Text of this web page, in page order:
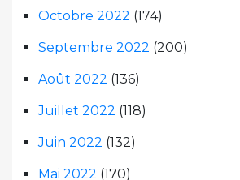
Octobre 2022 (174)
Septembre 2022 (200)
Août 2022 (136)
Juillet 2022 (118)
Juin 2022 (132)
Mai 2022 (170)